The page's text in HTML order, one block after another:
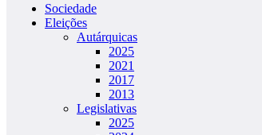
Sociedade
Eleições
Autárquicas
2025
2021
2017
2013
Legislativas
2025